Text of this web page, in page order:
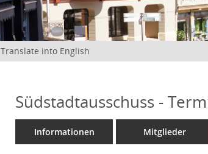
Translate into English
Südstadtausschuss -
Informationen Mitglieder